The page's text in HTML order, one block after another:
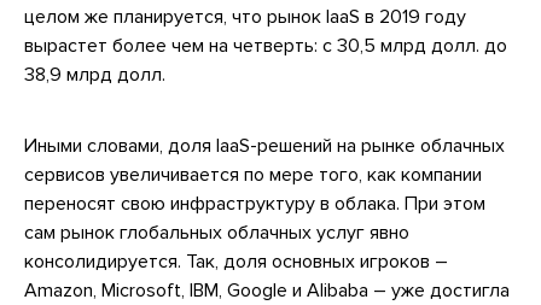
целом же планируется, что рынок IaaS в 2019 году
вырастет более чем на четверть: с 30,5 млрд долл. до
38,9 млрд долл.
Иными словами, доля IaaS-решений на рынке облачных
сервисов увеличивается по мере того, как компании
переносят свою инфраструктуру в облака. При этом
сам рынок глобальных облачных услуг явно
консолидируется. Так, доля основных игроков –
Amazon, Microsoft, IBM, Google и Alibaba – уже достигла